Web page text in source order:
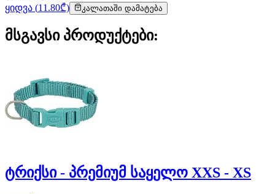
ყიდვა (11.80₾) კალათაში დამატება
მსგავსი პროდუქტები:
ტრიქსი - პრემიუმ საყელო XXS - XS